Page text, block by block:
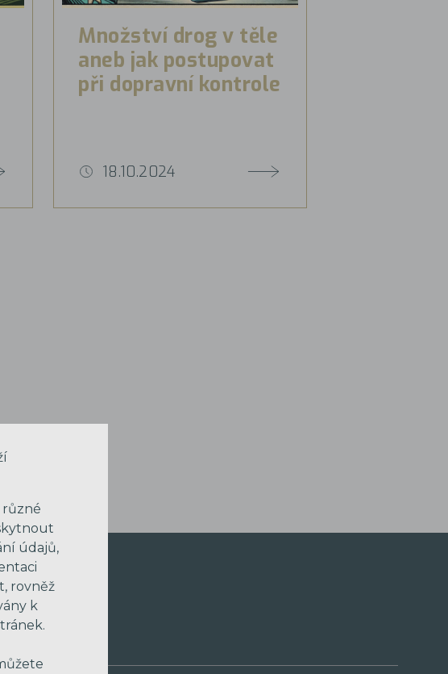
Množství drog v těle
aneb jak postupovat
při dopravní kontrole
18.10.2024
různé
údajů,
rovněž
k